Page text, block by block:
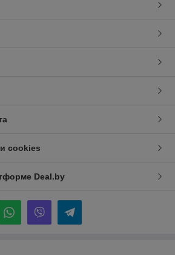
cookies
Deal.by